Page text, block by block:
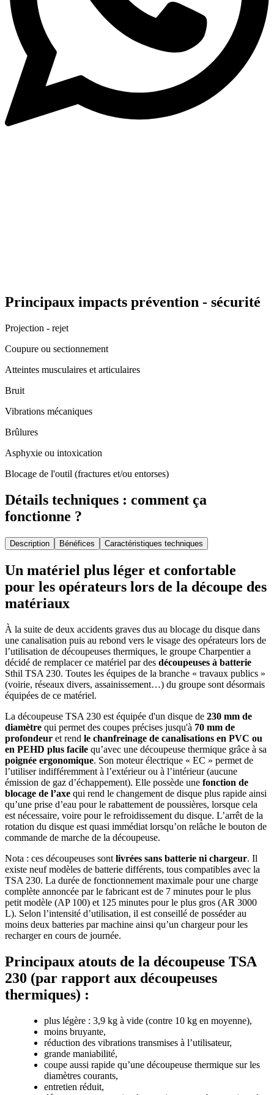
Principaux impacts prévention - sécurité
Projection - rejet
Coupure ou sectionnement
Atteintes musculaires et articulaires
Bruit
Vibrations mécaniques
Brûlures
Asphyxie ou intoxication
Blocage de l'outil (fractures et/ou entorses)
Détails techniques : comment ça
fonctionne ?
Description Bénéfices Caractéristiques techniques
Un matériel plus léger et confortable
pour les opérateurs lors de la découpe des
matériaux
À la suite de deux accidents graves dus au blocage du disque dans
une canalisation puis au rebond vers le visage des opérateurs lors de
l’utilisation de découpeuses thermiques, le groupe Charpentier a
décidé de remplacer ce matériel par des découpeuses à batterie
Sthil TSA 230. Toutes les équipes de la branche « travaux publics »
(voirie, réseaux divers, assainissement…) du groupe sont désormais
équipées de ce matériel.
La découpeuse TSA 230 est équipée d'un disque de 230 mm de
diamètre qui permet des coupes précises jusqu'à 70 mm de
profondeur et rend le chanfreinage de canalisations en PVC ou
en PEHD plus facile qu’avec une découpeuse thermique grâce à sa
poignée ergonomique. Son moteur électrique « EC » permet de
l’utiliser indifféremment à l’extérieur ou à l’intérieur (aucune
émission de gaz d’échappement). Elle possède une fonction de
blocage de l’axe qui rend le changement de disque plus rapide ainsi
qu’une prise d’eau pour le rabattement de poussières, lorsque cela
est nécessaire, voire pour le refroidissement du disque. L’arrêt de la
rotation du disque est quasi immédiat lorsqu’on relâche le bouton de
commande de marche de la découpeuse.
Nota : ces découpeuses sont livrées sans batterie ni chargeur. Il
existe neuf modèles de batterie différents, tous compatibles avec la
TSA 230. La durée de fonctionnement maximale pour une charge
complète annoncée par le fabricant est de 7 minutes pour le plus
petit modèle (AP 100) et 125 minutes pour le plus gros (AR 3000
L). Selon l’intensité d’utilisation, il est conseillé de posséder au
moins deux batteries par machine ainsi qu’un chargeur pour les
recharger en cours de journée.
Principaux atouts de la découpeuse TSA
230 (par rapport aux découpeuses
thermiques) :
plus légère : 3,9 kg à vide (contre 10 kg en moyenne),
moins bruyante,
réduction des vibrations transmises à l’utilisateur,
grande maniabilité,
coupe aussi rapide qu’une découpeuse thermique sur les
diamètres courants,
entretien réduit,